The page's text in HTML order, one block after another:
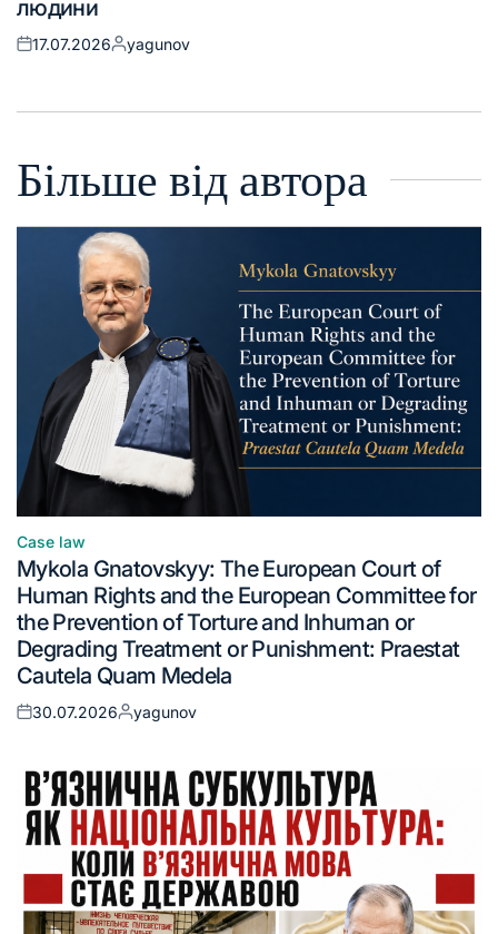
людини
17.07.2026 yagunov
Більше від автора
Case law
Mykola Gnatovskyy: The European Court of
Human Rights and the European Committee for
the Prevention of Torture and Inhuman or
Degrading Treatment or Punishment: Praestat
Cautela Quam Medela
30.07.2026 yagunov